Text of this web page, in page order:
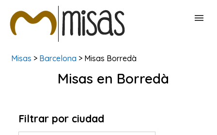
BUSCAR MISAS
Misas > Barcelona > Misas Borredà
Misas en Borredà
Filtrar por ciudad